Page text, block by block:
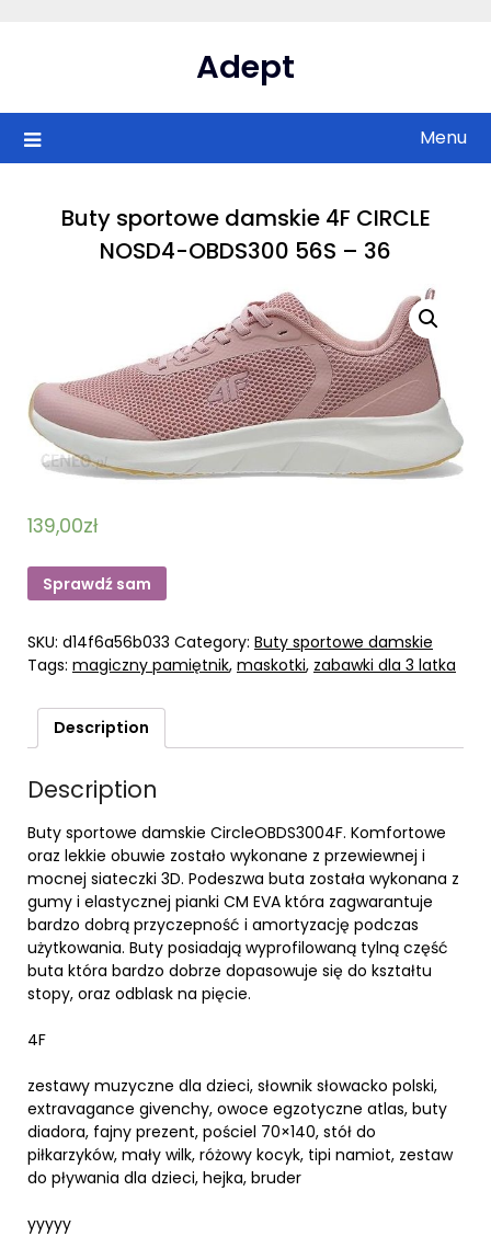
Adept
Menu
Buty sportowe damskie 4F CIRCLE
NOSD4-OBDS300 56S – 36
139,00zł
Sprawdź sam
SKU: d14f6a56b033 Category: Buty sportowe damskie
Tags: magiczny pamiętnik, maskotki, zabawki dla 3 latka
Description
Description
Buty sportowe damskie CircleOBDS3004F. Komfortowe
oraz lekkie obuwie zostało wykonane z przewiewnej i
mocnej siateczki 3D. Podeszwa buta została wykonana z
gumy i elastycznej pianki CM EVA która zagwarantuje
bardzo dobrą przyczepność i amortyzację podczas
użytkowania. Buty posiadają wyprofilowaną tylną część
buta która bardzo dobrze dopasowuje się do kształtu
stopy, oraz odblask na pięcie.
4F
zestawy muzyczne dla dzieci, słownik słowacko polski,
extravagance givenchy, owoce egzotyczne atlas, buty
diadora, fajny prezent, pościel 70×140, stół do
piłkarzyków, mały wilk, różowy kocyk, tipi namiot, zestaw
do pływania dla dzieci, hejka, bruder
yyyyy